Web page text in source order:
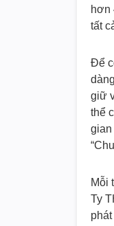
hơn
tất
Để
giữ
thể
gian
Mỗi
Ty